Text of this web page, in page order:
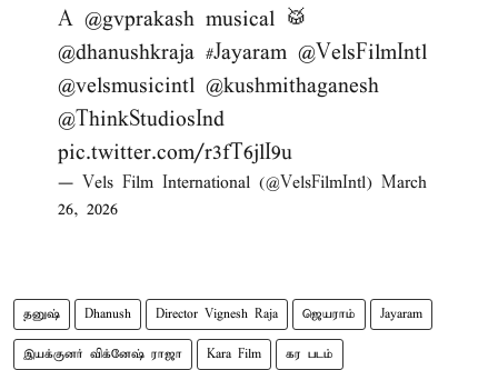
A @gvprakash musical 🥁
@dhanushkraja #Jayaram @VelsFilmIntl
@velsmusicintl @kushmithaganesh
@ThinkStudiosInd
pic.twitter.com/r3fT6jlI9u
— Vels Film International (@VelsFilmIntl) March
26, 2026
தனுஷ் Dhanush Director Vignesh Raja ஜெயராம் Jayaram
இயக்குனர் விக்னேஷ் ராஜா Kara Film கர படம்